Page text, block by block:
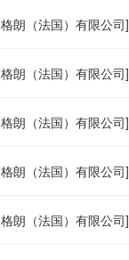
朗（法国）有限公司]
朗（法国）有限公司]
朗（法国）有限公司]
朗（法国）有限公司]
朗（法国）有限公司]